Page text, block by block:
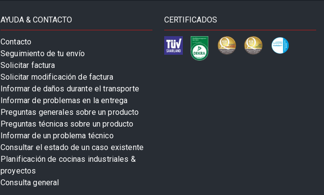
AYUDA & CONTACTO
Contacto
Seguimiento de tu envío
Solicitar factura
Solicitar modificación de factura
Informar de daños durante el transporte
Informar de problemas en la entrega
Preguntas generales sobre un producto
Preguntas técnicas sobre un producto
Informar de un problema técnico
Consultar el estado de un caso existente
Planificación de cocinas industriales &
proyectos
Consulta general
CERTIFICADOS